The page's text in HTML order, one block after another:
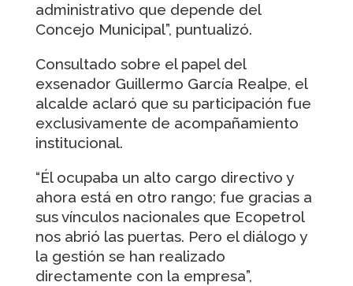
administrativo que depende del
Concejo Municipal”, puntualizó.
Consultado sobre el papel del
exsenador Guillermo García Realpe, el
alcalde aclaró que su participación fue
exclusivamente de acompañamiento
institucional.
“Él ocupaba un alto cargo directivo y
ahora está en otro rango; fue gracias a
sus vínculos nacionales que Ecopetrol
nos abrió las puertas. Pero el diálogo y
la gestión se han realizado
directamente con la empresa”,